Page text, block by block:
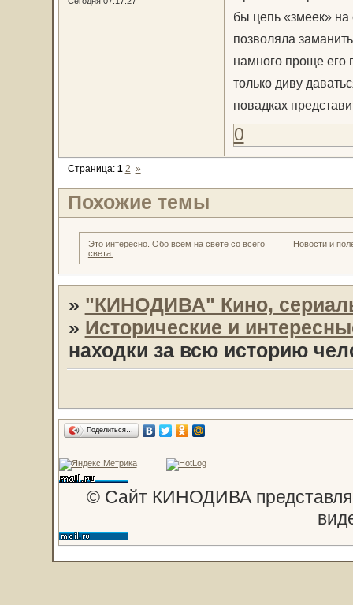
бы цепь «змеек» на
позволяла
намного проще его
только диву
повадках
0
Страница: 1 2 »
Похожие темы
Это интересно. Обо всём на свете со всего
света.
Новости и
» "КИНОДИВА" Кино,
» Исторические и
находки за всю историю
Поделиться…
© Сайт КИНОДИВА